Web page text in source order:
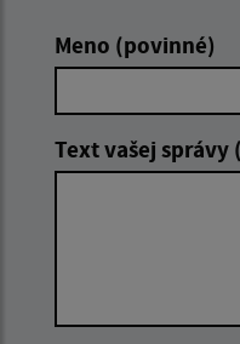
Meno (povinné)
Text vašej správy